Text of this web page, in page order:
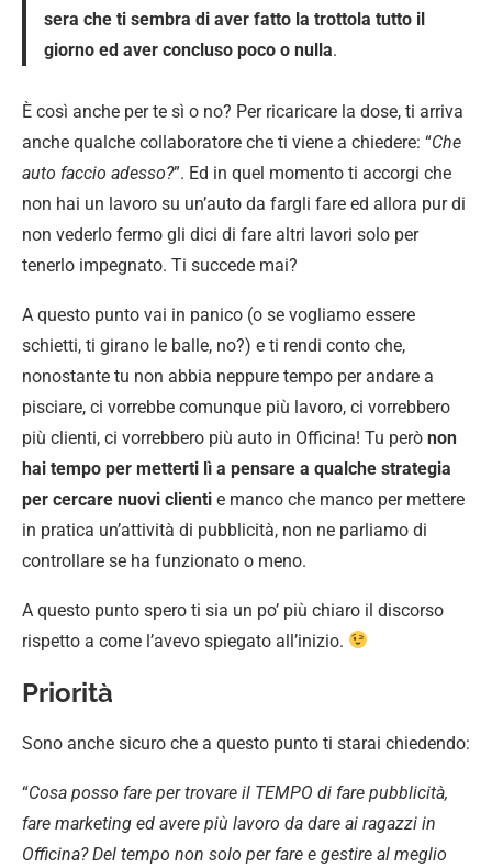
sera che ti sembra di aver fatto la trottola tutto il
giorno ed aver concluso poco o nulla.
È così anche per te sì o no? Per ricaricare la dose, ti arriva
anche qualche collaboratore che ti viene a chiedere: “Che
auto faccio adesso?”. Ed in quel momento ti accorgi che
non hai un lavoro su un’auto da fargli fare ed allora pur di
non vederlo fermo gli dici di fare altri lavori solo per
tenerlo impegnato. Ti succede mai?
A questo punto vai in panico (o se vogliamo essere
schietti, ti girano le balle, no?) e ti rendi conto che,
nonostante tu non abbia neppure tempo per andare a
pisciare, ci vorrebbe comunque più lavoro, ci vorrebbero
più clienti, ci vorrebbero più auto in Officina! Tu però non
hai tempo per metterti lì a pensare a qualche strategia
per cercare nuovi clienti e manco che manco per mettere
in pratica un’attività di pubblicità, non ne parliamo di
controllare se ha funzionato o meno.
A questo punto spero ti sia un po’ più chiaro il discorso
rispetto a come l’avevo spiegato all’inizio.
Priorità
Sono anche sicuro che a questo punto ti starai chiedendo:
“Cosa posso fare per trovare il TEMPO di fare pubblicità,
fare marketing ed avere più lavoro da dare ai ragazzi in
Officina?Del tempo non solo per fare e gestire al meglio